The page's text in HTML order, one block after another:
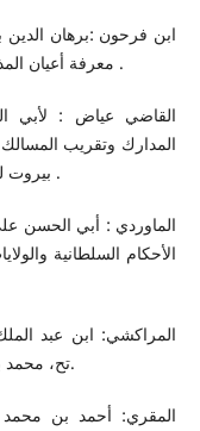
ابن فرحون :برهان الدين
معرفة أعيان المذهب ،ط1، دار الكتب العلمية، بيروت، دن، دط .
القاضي عياض : لأبي
المدارك وتقريب
بيروت لبنان، دار ومكتبة الفكر، طرابلس ليبيا، 1965م .
الأحكام السلطانية
المراكشي: ابن عبد
تح، محمد بن شريفة، دار الثقافة، بيروت، دت، س1، ق1.
المقري: أحمد بن